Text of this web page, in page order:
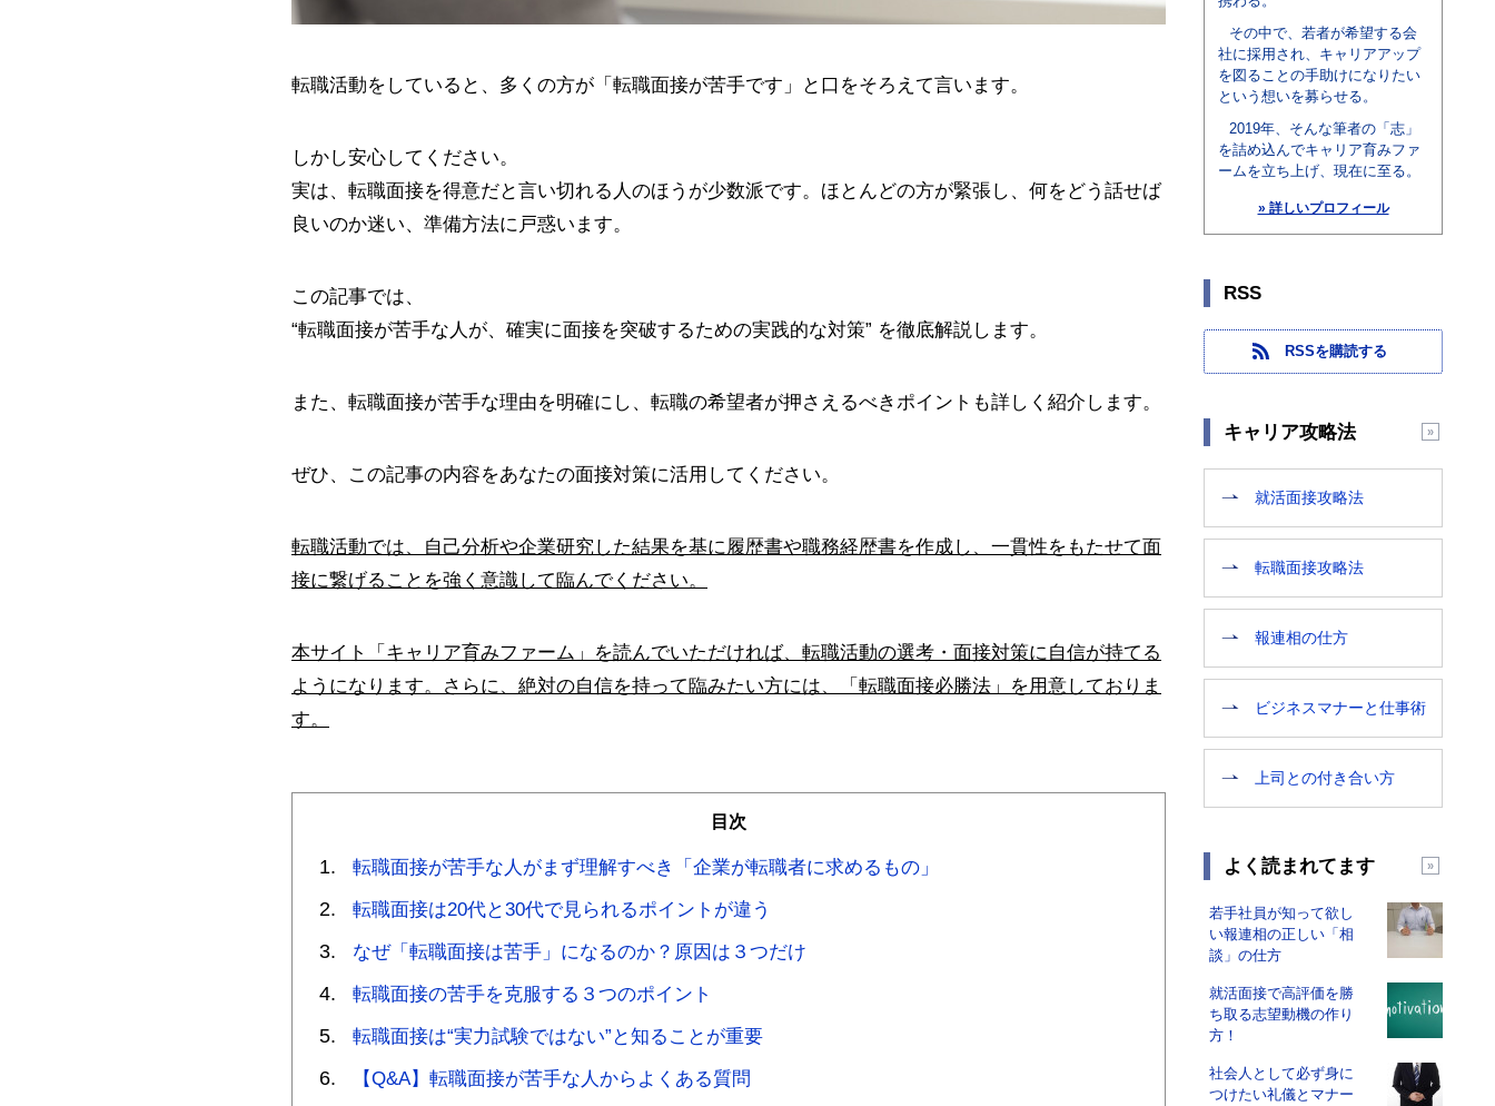
転職活動をしていると、多くの方が「転職面接が苦手です」と口をそろえて言います。
しかし安心してください。
実は、転職面接を得意だと言い切れる人のほうが少数派です。ほとんどの方が緊張し、何をどう話せば
良いのか迷い、準備方法に戸惑います。
この記事では、
“転職面接が苦手な人が、確実に面接を突破するための実践的な対策” を徹底解説します。
また、転職面接が苦手な理由を明確にし、転職の希望者が押さえるべきポイントも詳しく紹介します。
ぜひ、この記事の内容をあなたの面接対策に活用してください。
転職活動では、自己分析や企業研究した結果を基に履歴書や職務経歴書を作成し、一貫性をもたせて面
接に繋げることを強く意識して臨んでください。
本サイト「キャリア育みファーム」を読んでいただければ、転職活動の選考・面接対策に自信が持てる
ようになります。さらに、絶対の自信を持って臨みたい方には、「転職面接必勝法」を用意しておりま
す。
目次
転職面接が苦手な人がまず理解すべき「企業が転職者に求めるもの」
転職面接は20代と30代で見られるポイントが違う
なぜ「転職面接は苦手」になるのか？原因は３つだけ
転職面接の苦手を克服する３つのポイント
転職面接は“実力試験ではない”と知ることが重要
【Q&A】転職面接が苦手な人からよくある質問
その中で、若者が希望する会
社に採用され、キャリアアップ
を図ることの手助けになりたい
という想いを募らせる。
2019年、そんな筆者の「志」
を詰め込んでキャリア育みファ
ームを立ち上げ、現在に至る。
» 詳しいプロフィール
RSS
RSSを購読する
キャリア攻略法
就活面接攻略法
転職面接攻略法
報連相の仕方
ビジネスマナーと仕事術
上司との付き合い方
よく読まれてます
若手社員が知って欲し
い報連相の正しい「相
談」の仕方
就活面接で高評価を勝
ち取る志望動機の作り
方！
社会人として必ず身に
つけたい礼儀とマナー